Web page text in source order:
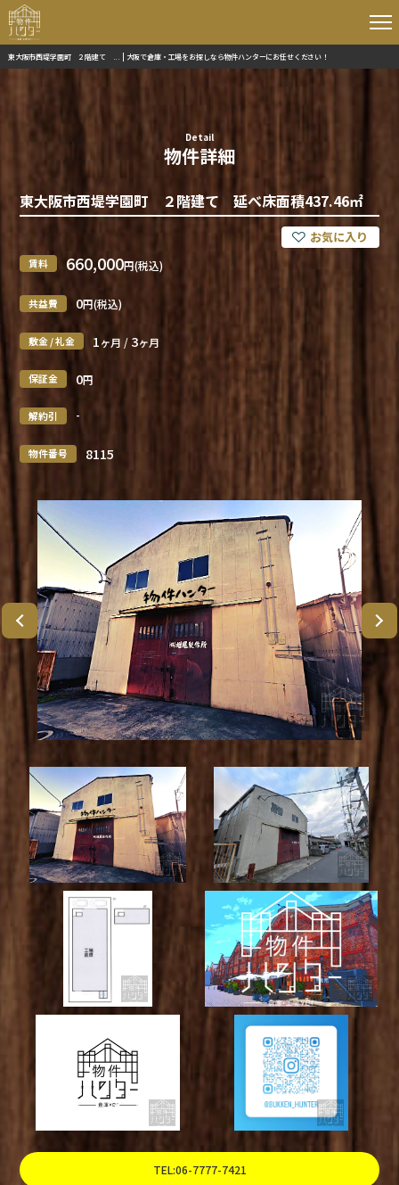
東大阪市西堤学園町 ２階建て ... | 大阪で倉庫・工場をお探しなら物件ハンターにお任せください！
Detail
物件詳細
東大阪市西堤学園町 ２階建て 延べ床面積437.46㎡
賃料 660,000円(税込)
共益費 0円(税込)
敷金 / 礼金 1ヶ月 / 3ヶ月
保証金 0円
解約引 -
物件番号 8115
TEL:06-7777-7421